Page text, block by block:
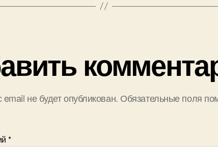
не будет опубликован. Обязательные поля
*